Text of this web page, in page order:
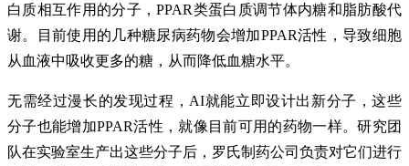
白质相互作用的分子，PPAR类蛋白质调节体内糖和脂肪酸代
谢。目前使用的几种糖尿病药物会增加PPAR活性，导致细胞
从血液中吸收更多的糖，从而降低血糖水平。
无需经过漫长的发现过程，AI就能立即设计出新分子，这些
分子也能增加PPAR活性，就像目前可用的药物一样。研究团
队在实验室生产出这些分子后，罗氏制药公司负责对它们进行